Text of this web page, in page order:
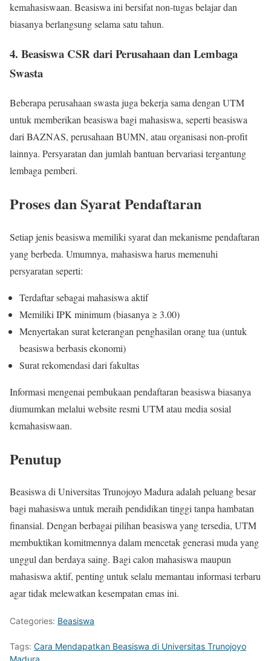
kemahasiswaan. Beasiswa ini bersifat non-tugas belajar dan
biasanya berlangsung selama satu tahun.
4. Beasiswa CSR dari Perusahaan dan Lembaga
Swasta
Beberapa perusahaan swasta juga bekerja sama dengan UTM
untuk memberikan beasiswa bagi mahasiswa, seperti beasiswa
dari BAZNAS, perusahaan BUMN, atau organisasi non-profit
lainnya. Persyaratan dan jumlah bantuan bervariasi tergantung
lembaga pemberi.
Proses dan Syarat Pendaftaran
Setiap jenis beasiswa memiliki syarat dan mekanisme pendaftaran
yang berbeda. Umumnya, mahasiswa harus memenuhi
persyaratan seperti:
Terdaftar sebagai mahasiswa aktif
Memiliki IPK minimum (biasanya ≥ 3.00)
Menyertakan surat keterangan penghasilan orang tua (untuk
beasiswa berbasis ekonomi)
Surat rekomendasi dari fakultas
Informasi mengenai pembukaan pendaftaran beasiswa biasanya
diumumkan melalui website resmi UTM atau media sosial
kemahasiswaan.
Penutup
Beasiswa di Universitas Trunojoyo Madura adalah peluang besar
bagi mahasiswa untuk meraih pendidikan tinggi tanpa hambatan
finansial. Dengan berbagai pilihan beasiswa yang tersedia, UTM
membuktikan komitmennya dalam mencetak generasi muda yang
unggul dan berdaya saing. Bagi calon mahasiswa maupun
mahasiswa aktif, penting untuk selalu memantau informasi terbaru
agar tidak melewatkan kesempatan emas ini.
Categories: Beasiswa
Tags: Cara Mendapatkan Beasiswa di Universitas Trunojoyo